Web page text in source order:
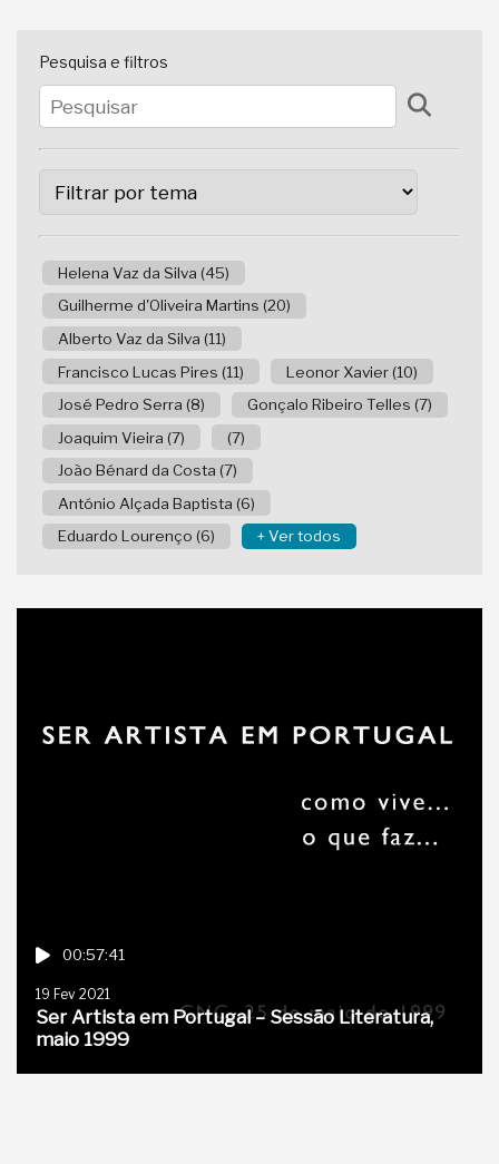
Pesquisa e filtros
Helena Vaz da Silva (45)
Guilherme d'Oliveira Martins (20)
Alberto Vaz da Silva (11)
Francisco Lucas Pires (11)
Leonor Xavier (10)
José Pedro Serra (8)
Gonçalo Ribeiro Telles (7)
Joaquim Vieira (7)
(7)
João Bénard da Costa (7)
António Alçada Baptista (6)
Eduardo Lourenço (6)
+ Ver todos
00:57:41
19 Fev 2021
Ser Artista em Portugal – Sessão Literatura,
maio 1999